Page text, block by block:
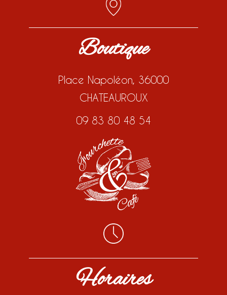
Boutique
Place Napoléon, 36000
CHATEAUROUX
09 83 80 48 54
Horaires